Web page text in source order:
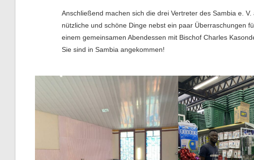
Anschließend machen sich die drei Vertreter des Sambia e.
nützliche und schöne Dinge nebst ein paar Überraschungen
einem gemeinsamen Abendessen mit Bischof Charles
Sie sind in Sambia angekommen!